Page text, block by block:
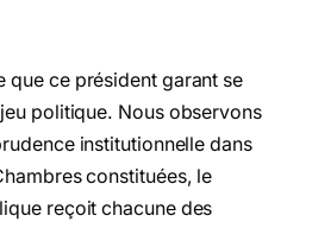
que ce président garant se
politique. Nous observons
institutionnelle dans
constituées, le
reçoit chacune des